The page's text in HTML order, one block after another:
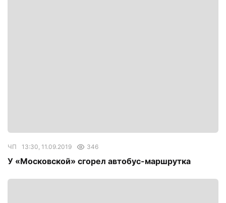
ЧП 13:30, 11.09.2019 346
У «Московской» сгорел автобус-маршрутка